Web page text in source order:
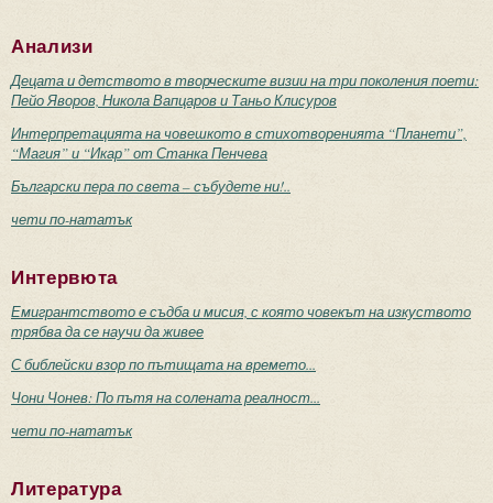
Анализи
Децата и детството в творческите визии на три поколения поети:
Пейо Яворов, Никола Вапцаров и Таньо Клисуров
Интерпретацията на човешкото в стихотворенията “Планети”,
“Магия” и “Икар” от Станка Пенчева
Български пера по света – събудете ни!..
чети по-нататък
Интервюта
Емигрантството е съдба и мисия, с която човекът на изкуството
трябва да се научи да живее
С библейски взор по пътищата на времето...
Чони Чонев: По пътя на солената реалност...
чети по-нататък
Литература